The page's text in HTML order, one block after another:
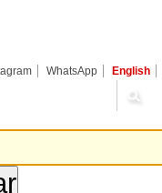
WhatsApp English